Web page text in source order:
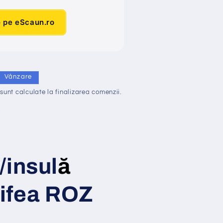
eScaun.ro
Vânzare
sunt calculate la finalizarea comenzii.
insulă
ROZ